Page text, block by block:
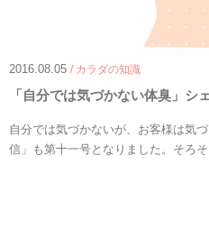
2016.08.05 / カラダの知識
「自分では気づかない体臭」シ
自分では気づかないが、お客様は気
信」も第十一号となりました。そろ